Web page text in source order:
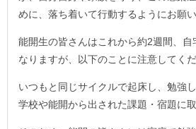
めに、落ち着いて行動するようにお願い
能開生の皆さんはこれから約2週間、自
なりますが、以下のことに注意してくだ
いつもと同じサイクルで起床し、勉強
学校や能開から出された課題・宿題に取